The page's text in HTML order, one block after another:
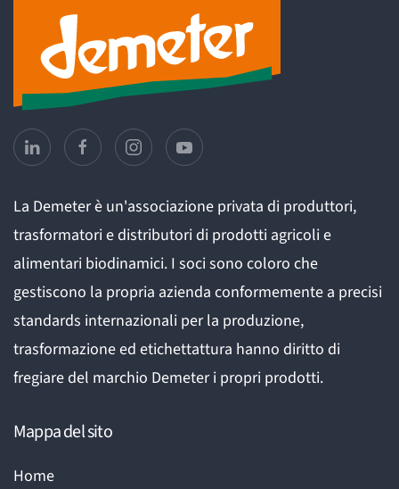
La Demeter è un'associazione privata di produttori,
trasformatori e distributori di prodotti agricoli e
alimentari biodinamici. I soci sono coloro che
gestiscono la propria azienda conformemente a precisi
standards internazionali per la produzione,
trasformazione ed etichettattura hanno diritto di
fregiare del marchio Demeter i propri prodotti.
Mappa del sito
Home